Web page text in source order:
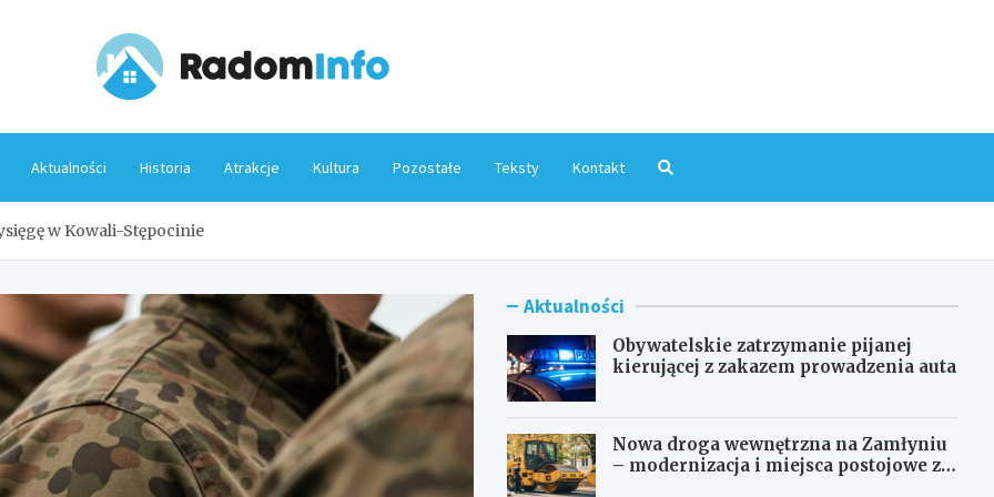
Aktualności Historia Atrakcje Kultura Pozostałe Teksty Kontakt
w Kowali-Stępocinie
Aktualności
Obywatelskie zatrzymanie pijanej
kierującej z zakazem prowadzenia auta
Nowa droga wewnętrzna na Zamłyniu
– modernizacja i miejsca postojowe za